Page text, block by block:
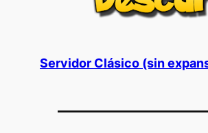
Servidor Clásico (sin